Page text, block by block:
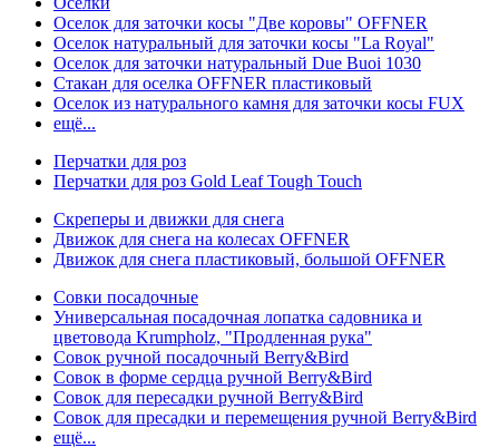
Оселок для заточки косы "Две коровы" OFFNER
Оселок натуральный для заточки косы "La Royal"
Оселок для заточки натуральный Due Buoi 1030
Стакан для оселка OFFNER пластиковый
Оселок из натурального камня для заточки косы FUX
ещё...
Перчатки для роз
Перчатки для роз Gold Leaf Tough Touch
Скреперы и движки для снега
Движок для снега на колесах OFFNER
Движок для снега пластиковый, большой OFFNER
Совки посадочные
Универсальная посадочная лопатка садовника и
цветовода Krumpholz, "Продленная рука"
Совок ручной посадочный Berry&Bird
Совок в форме сердца ручной Berry&Bird
Совок для пересадки ручной Berry&Bird
Совок для пресадки и перемещения ручной Berry&Bird
ещё...